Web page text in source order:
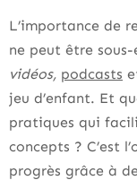
L’importance de
ne peut être sous-
vidéos, podcasts
jeu d’enfant. Et
pratiques qui
concepts ? C’est
progrès grâce à